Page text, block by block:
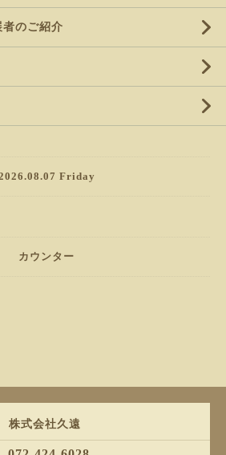
のご紹介
Friday
カウンター
株式会社久遠